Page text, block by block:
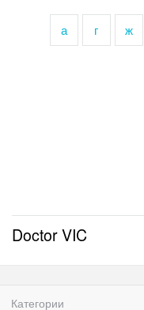
а г ж
Doctor VIC
Категории